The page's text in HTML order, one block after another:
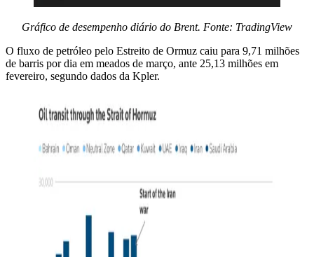
Gráfico de desempenho diário do Brent. Fonte: TradingView
O fluxo de petróleo pelo Estreito de Ormuz caiu para 9,71 milhões
de barris por dia em meados de março, ante 25,13 milhões em
fevereiro, segundo dados da Kpler.